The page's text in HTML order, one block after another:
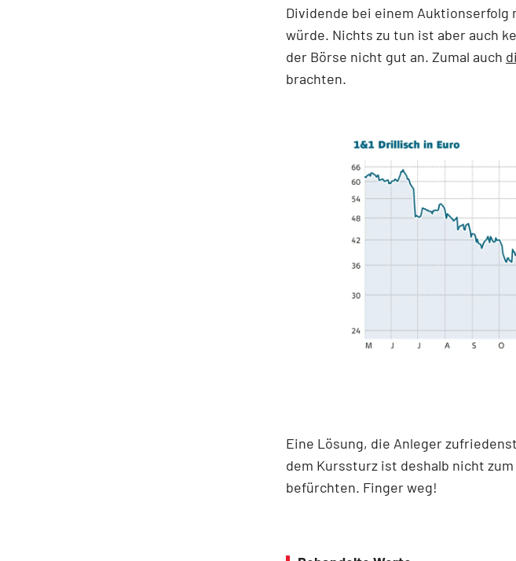
Dividende bei einem
würde. Nichts zu tun ist aber auch
der Börse nicht gut an. Zumal auch
brachten.
Eine Lösung, die Anleger
dem Kurssturz ist deshalb nicht
befürchten. Finger weg!